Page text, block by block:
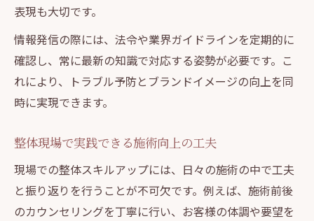
表現も大切です。
情報発信の際には、法令や業界ガイドラインを定期的に
確認し、常に最新の知識で対応する姿勢が必要です。こ
れにより、トラブル予防とブランドイメージの向上を同
時に実現できます。
整体現場で実践できる施術向上の工夫
現場での整体スキルアップには、日々の施術の中で工夫
と振り返りを行うことが不可欠です。例えば、施術前後
のカウンセリングを丁寧に行い、お客様の体調や要望を